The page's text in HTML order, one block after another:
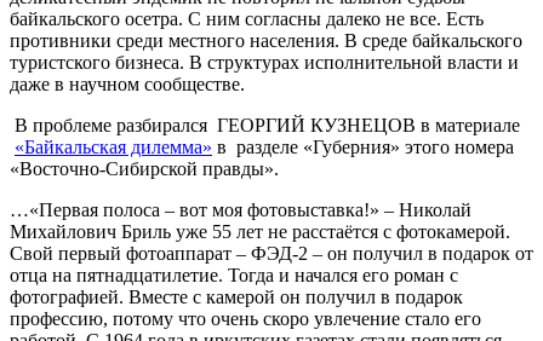
байкальского осетра. С ним согласны далеко не все. Есть
противники среди местного населения. В среде байкальского
туристского бизнеса. В структурах исполнительной власти и
даже в научном сообществе.
В проблеме разбирался ГЕОРГИЙ КУЗНЕЦОВ в материале
«Байкальская дилемма» в разделе «Губерния» этого номера
«Восточно-Сибирской правды».
…«Первая полоса – вот моя фотовыставка!» – Николай
Михайлович Бриль уже 55 лет не расстаётся с фотокамерой.
Свой первый фотоаппарат – ФЭД-2 – он получил в подарок от
отца на пятнадцатилетие. Тогда и начался его роман с
фотографией. Вместе с камерой он получил в подарок
профессию, потому что очень скоро увлечение стало его